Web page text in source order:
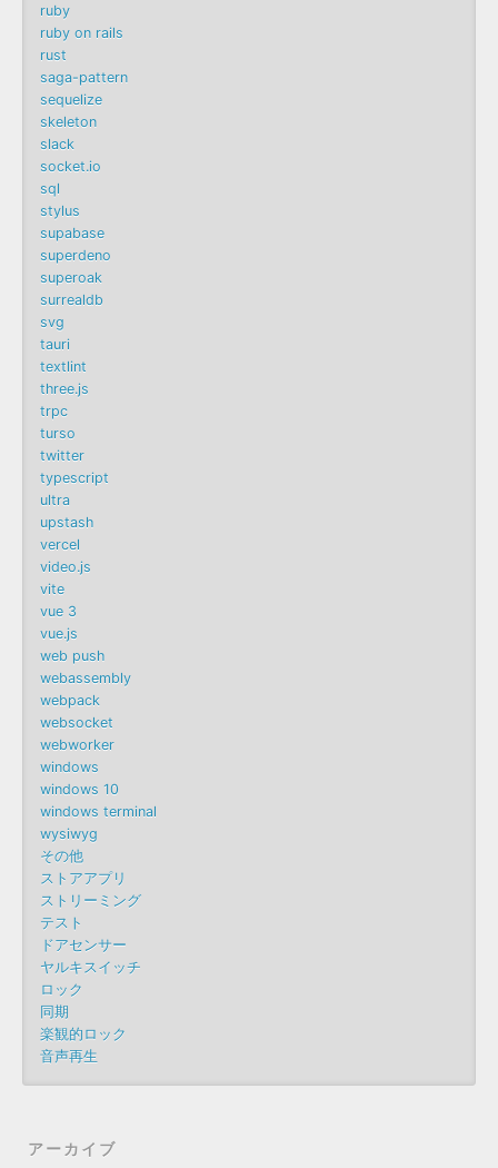
ruby
ruby on rails
rust
saga-pattern
sequelize
skeleton
slack
socket.io
sql
stylus
supabase
superdeno
superoak
surrealdb
svg
tauri
textlint
three.js
trpc
turso
twitter
typescript
ultra
upstash
vercel
video.js
vite
vue 3
vue.js
web push
webassembly
webpack
websocket
webworker
windows
windows 10
windows terminal
wysiwyg
その他
ストアアプリ
ストリーミング
テスト
ドアセンサー
ヤルキスイッチ
ロック
同期
楽観的ロック
音声再生
アーカイブ